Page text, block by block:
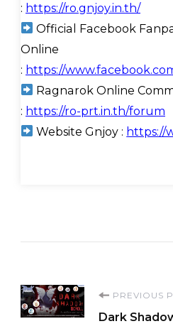
: https://ro.gnjoy.in.th/
Official Facebook
Online
: https://
Ragnarok Online
: https://ro-prt.in.th/forum
Website Gnjoy : https://
Post
PREVIOUS
Dark